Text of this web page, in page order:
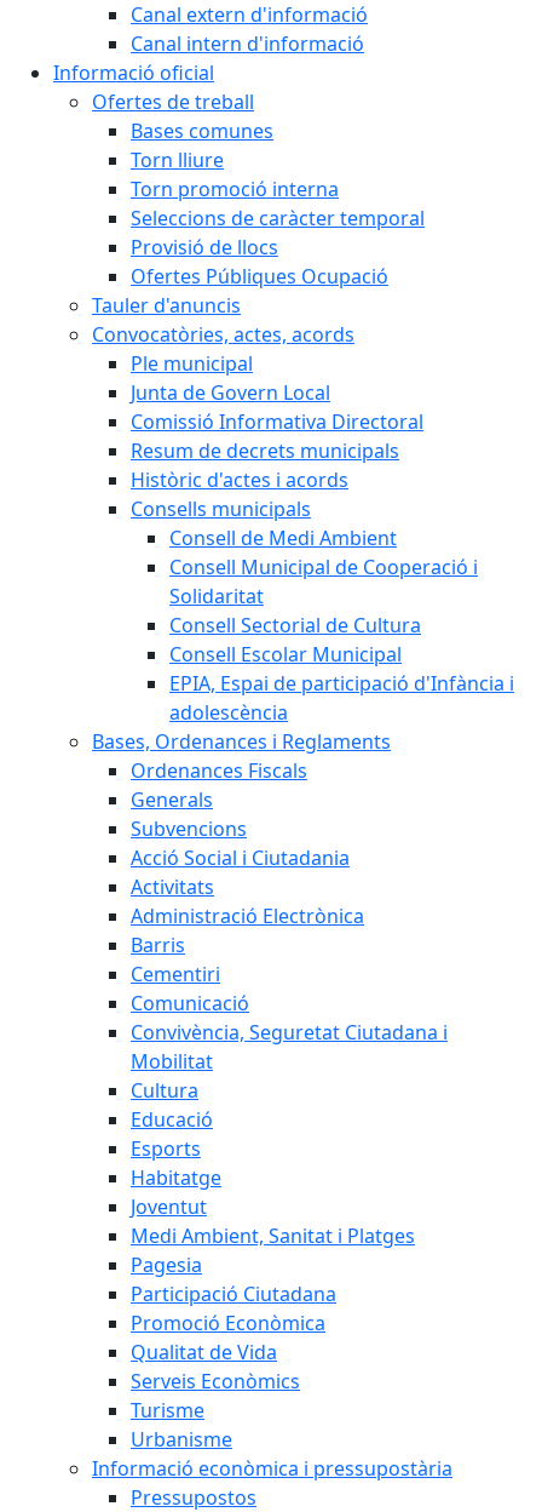
Canal extern d'informació
Canal intern d'informació
Informació oficial
Ofertes de treball
Bases comunes
Torn lliure
Torn promoció interna
Seleccions de caràcter temporal
Provisió de llocs
Ofertes Públiques Ocupació
Tauler d'anuncis
Convocatòries, actes, acords
Ple municipal
Junta de Govern Local
Comissió Informativa Directoral
Resum de decrets municipals
Històric d'actes i acords
Consells municipals
Consell de Medi Ambient
Consell Municipal de Cooperació i
Solidaritat
Consell Sectorial de Cultura
Consell Escolar Municipal
EPIA, Espai de participació d'Infància i
adolescència
Bases, Ordenances i Reglaments
Ordenances Fiscals
Generals
Subvencions
Acció Social i Ciutadania
Activitats
Administració Electrònica
Barris
Cementiri
Comunicació
Convivència, Seguretat Ciutadana i
Mobilitat
Cultura
Educació
Esports
Habitatge
Joventut
Medi Ambient, Sanitat i Platges
Pagesia
Participació Ciutadana
Promoció Econòmica
Qualitat de Vida
Serveis Econòmics
Turisme
Urbanisme
Informació econòmica i pressupostària
Pressupostos